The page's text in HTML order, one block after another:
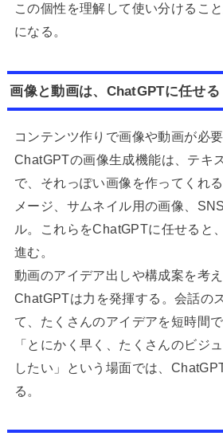
この個性を理解して使い分けるこ
になる。
画像と動画は、ChatGPTに任せる
コンテンツ作りで画像や動画が必
ChatGPTの画像生成機能は、テキ
で、それっぽい画像を作ってくれ
メージ、サムネイル用の画像、
ル。これらをChatGPTに任せると
進む。
動画のアイデア出しや構成案を考え
ChatGPTは力を発揮する。会話の
て、たくさんのアイデアを短時間で
「とにかく早く、たくさんのビジ
したい」という場面では、
る。